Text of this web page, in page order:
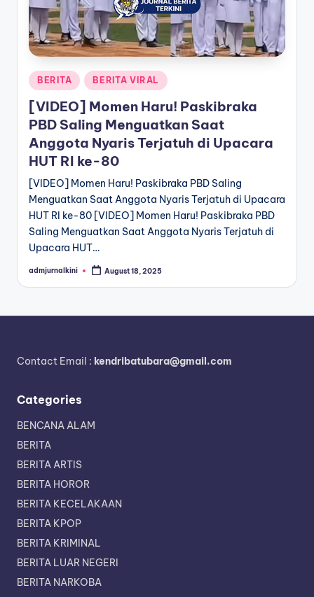
r
k
n
Posted
in
BERITA BERITA VIRAL
[VIDEO] Momen Haru! Paskibraka
PBD Saling Menguatkan Saat
Anggota Nyaris Terjatuh di Upacara
HUT RI ke-80
[VIDEO] Momen Haru! Paskibraka PBD Saling
Menguatkan Saat Anggota Nyaris Terjatuh di Upacara
HUT RI ke-80 [VIDEO] Momen Haru! Paskibraka PBD
Saling Menguatkan Saat Anggota Nyaris Terjatuh di
Upacara HUT…
Posted
admjurnalkini August 18, 2025
Contact Email : kendribatubara@gmail.com
Categories
BENCANA ALAM
BERITA
BERITA ARTIS
BERITA HOROR
BERITA KECELAKAAN
BERITA KPOP
BERITA KRIMINAL
BERITA LUAR NEGERI
BERITA NARKOBA